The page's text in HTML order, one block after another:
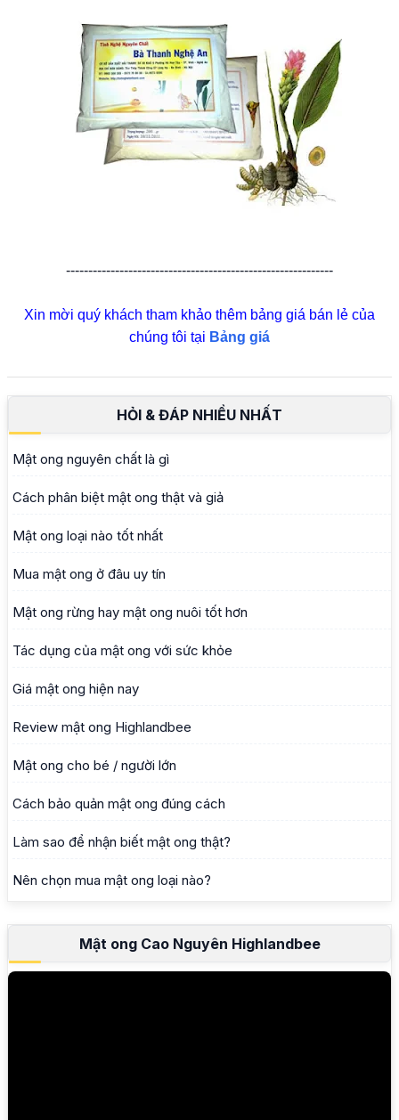
------------------------------------------------------------
Xin mời quý khách tham khảo thêm bảng giá bán lẻ của
chúng tôi tại Bảng giá
HỎI & ĐÁP NHIỀU NHẤT
Mật ong nguyên chất là gì
Cách phân biệt mật ong thật và giả
Mật ong loại nào tốt nhất
Mua mật ong ở đâu uy tín
Mật ong rừng hay mật ong nuôi tốt hơn
Tác dụng của mật ong với sức khỏe
Giá mật ong hiện nay
Review mật ong Highlandbee
Mật ong cho bé / người lớn
Cách bảo quản mật ong đúng cách
Làm sao để nhận biết mật ong thật?
Nên chọn mua mật ong loại nào?
Mật ong Cao Nguyên Highlandbee